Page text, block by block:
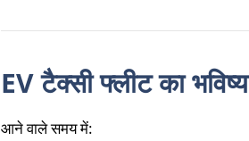
EV टैक्सी फ्लीट का भविष्य
आने वाले समय में: